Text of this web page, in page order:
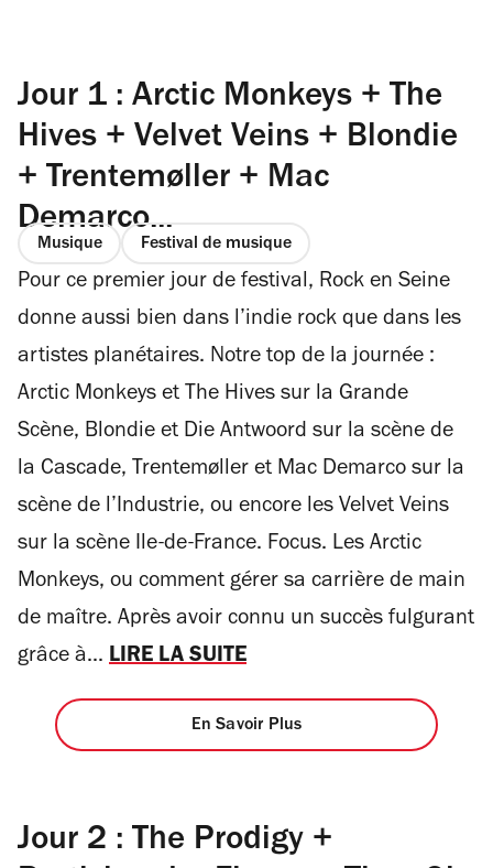
Jour 1 : Arctic Monkeys + The
Hives + Velvet Veins + Blondie
+ Trentemøller + Mac
Demarco...
Musique Festival de musique
Pour ce premier jour de festival, Rock en Seine
donne aussi bien dans l’indie rock que dans les
artistes planétaires. Notre top de la journée :
Arctic Monkeys et The Hives sur la Grande
Scène, Blondie et Die Antwoord sur la scène de
la Cascade, Trentemøller et Mac Demarco sur la
scène de l’Industrie, ou encore les Velvet Veins
sur la scène Ile-de-France. Focus. Les Arctic
Monkeys, ou comment gérer sa carrière de main
de maître. Après avoir connu un succès fulgurant
grâce à... LIRE LA SUITE
En Savoir Plus
Jour 2 : The Prodigy +